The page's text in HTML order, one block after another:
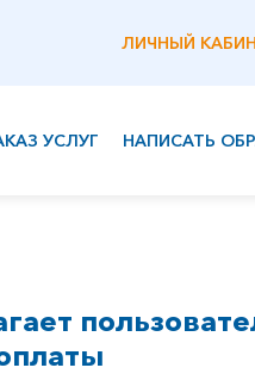
ЛИЧНЫЙ
УСЛУГ НАПИСАТЬ